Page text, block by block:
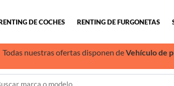
DE COCHES RENTING DE FURGONETAS
Todas nuestras ofertas disponen deVehículo de